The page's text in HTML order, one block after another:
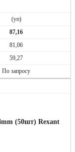
(уп)
87,16
81,06
59,27
По запросу
(50шт) Rexant